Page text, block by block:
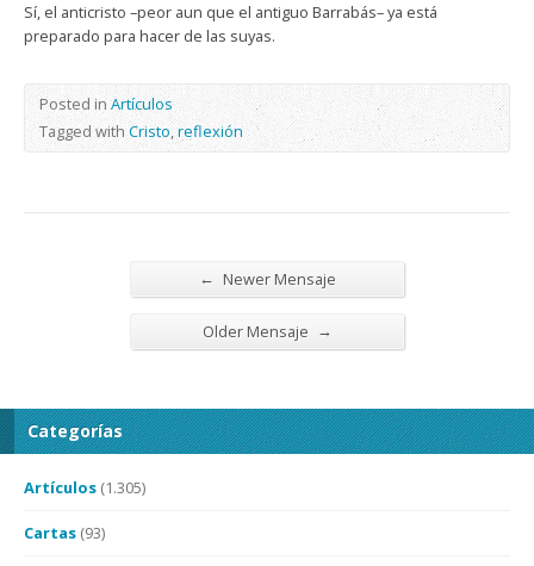
Sí, el anticristo –peor aun que el antiguo Barrabás– ya está
preparado para hacer de las suyas.
Posted in Artículos
Tagged withCristo,reflexión
← Newer Mensaje
Older Mensaje →
Categorías
Artículos (1.305)
Cartas (93)